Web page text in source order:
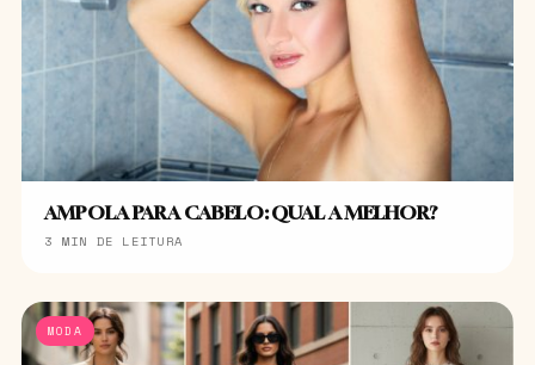
AMPOLA PARA CABELO: QUAL A MELHOR?
3 MIN DE LEITURA
MODA